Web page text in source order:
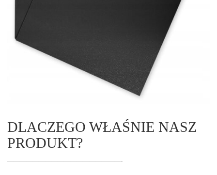
DLACZEGO WŁAŚNIE NASZ
PRODUKT?
——————————————————-